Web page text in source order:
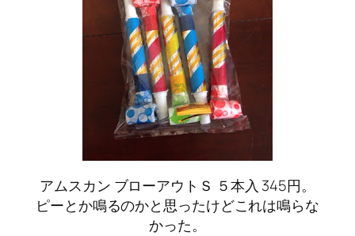
アムスカン ブローアウトＳ ５本入 345円。
ピーとか鳴るのかと思ったけどこれは鳴らな
かった。